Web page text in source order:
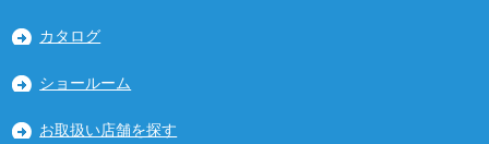
カタログ
ショールーム
お取扱い店舗を探す